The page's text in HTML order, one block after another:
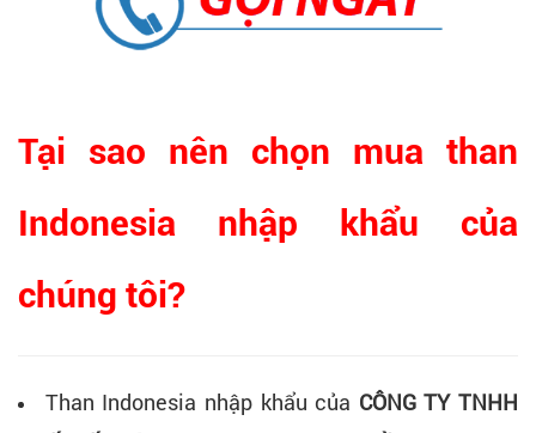
Tại sao nên chọn mua than
Indonesia nhập khẩu của
chúng tôi?
Than Indonesia nhập khẩu của CÔNG TY TNHH